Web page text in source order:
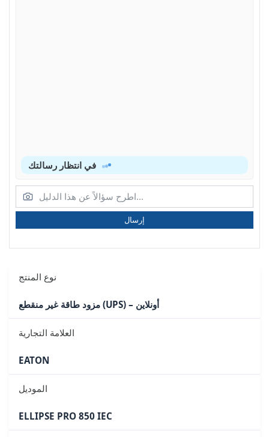
إرسال
نوع المنتج
مزود طاقة غير منقطع (UPS) – أونلاين
العلامة التجارية
EATON
الموديل
ELLIPSE PRO 850 IEC